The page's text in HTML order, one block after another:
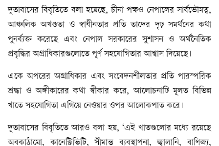
দূতাবাসের বিবৃতিতে বলা হয়েছে, চীনা পক্ষও নেপালের সার্বভৌমত্ব,
আঞ্চলিক অখণ্ডতা ও স্বাধীনতার প্রতি তাদের দৃঢ় সমর্থনের কথা
পুনর্ব্যক্ত করেছে এবং নেপাল সরকারের সুশাসন ও অর্থনৈতিক
প্রবৃদ্ধির অগ্রাধিকারগুলোতে পূর্ণ সহযোগিতার আশ্বাস দিয়েছে।
একে অপরের অগ্রাধিকার এবং সংবেদনশীলতার প্রতি পারস্পরিক
শ্রদ্ধা ও অঙ্গীকারের কথা স্বীকার করে, আলোচনাটি মূলত বিভিন্ন
খাতে সহযোগিতা এগিয়ে নেওয়ার ওপর আলোকপাত করে।
দূতাবাসের বিবৃতিতে আরও বলা হয়, ‘এই খাতগুলোর মধ্যে রয়েছে
অবকাঠামো, কানেক্টিভিটি, সীমান্ত ব্যবস্থাপনা, জ্বালানি, বাণিজ্য,